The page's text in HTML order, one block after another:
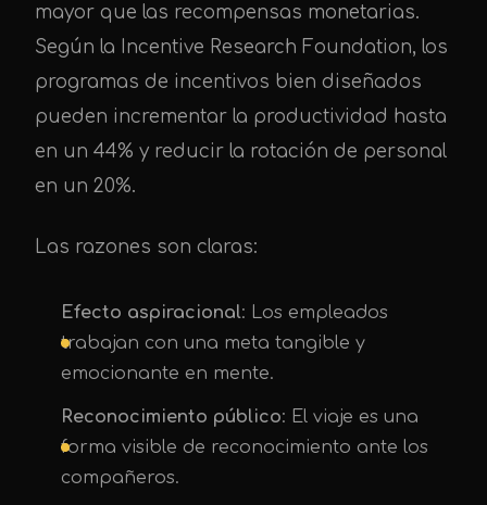
mayor que las recompensas monetarias.
Según la Incentive Research Foundation, los
programas de incentivos bien diseñados
pueden incrementar la productividad hasta
en un 44% y reducir la rotación de personal
en un 20%.
Las razones son claras:
Efecto aspiracional: Los empleados
trabajan con una meta tangible y
emocionante en mente.
Reconocimiento público: El viaje es una
forma visible de reconocimiento ante los
compañeros.